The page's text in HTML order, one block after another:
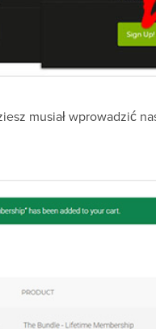
musiał wprowadzić